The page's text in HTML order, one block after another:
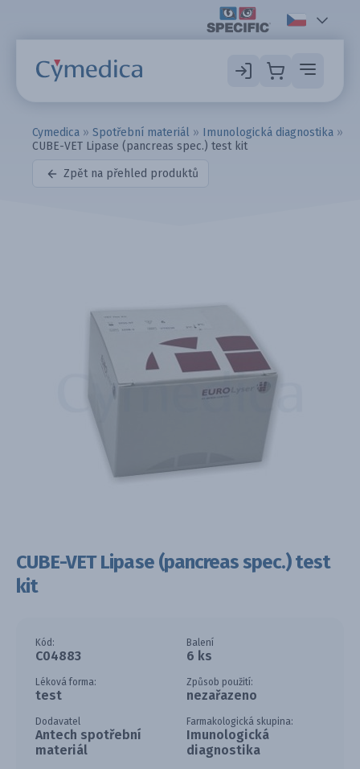
Cymedica » Spotřební materiál » Imunologická diagnostika »
CUBE-VET Lipase (pancreas spec.) test kit
Zpět na přehled produktů
CUBE-VET Lipase (pancreas spec.) test
kit
Kód:
C04883
Balení
6 ks
Léková forma:
test
Způsob použití:
nezařazeno
Dodavatel
Antech spotřební
materiál
Farmakologická skupina:
Imunologická
diagnostika